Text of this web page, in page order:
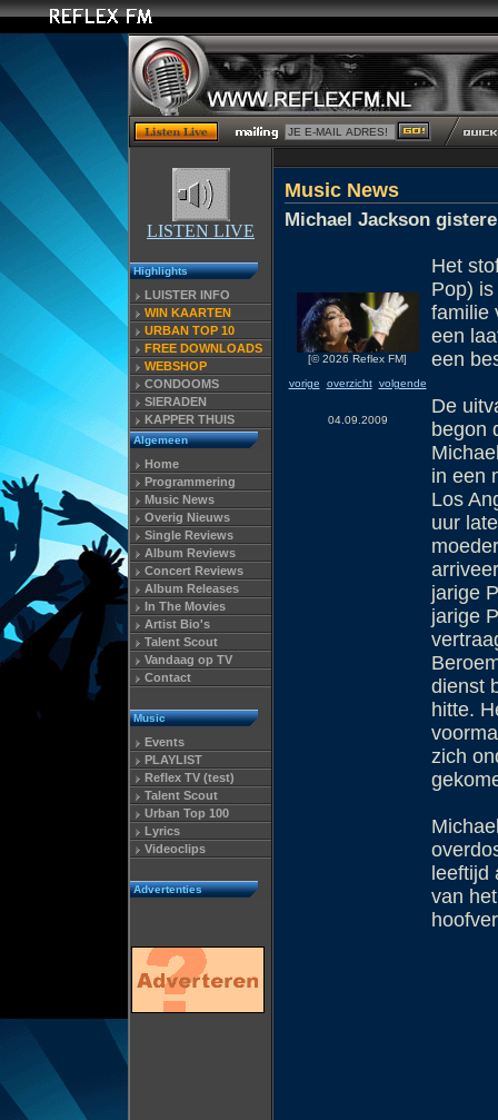
LISTEN LIVE
Highlights
LUISTER INFO
WIN KAARTEN
URBAN TOP 10
FREE DOWNLOADS
WEBSHOP
CONDOOMS
SIERADEN
KAPPER THUIS
Algemeen
Home
Programmering
Music News
Overig Nieuws
Single Reviews
Album Reviews
Concert Reviews
Album Releases
In The Movies
Artist Bio's
Talent Scout
Vandaag op TV
Contact
Music
Events
PLAYLIST
Reflex TV (test)
Talent Scout
Urban Top 100
Lyrics
Videoclips
Advertenties
Music News
Michael Jackson
[© 2026 Reflex FM]
vorige
overzicht volgende
04.09.2009
Het
Pop)
familie
een
een
De
begon
in een
Los
uur
jarige
jarige
dienst
hitte.
zich
leeftijd
van